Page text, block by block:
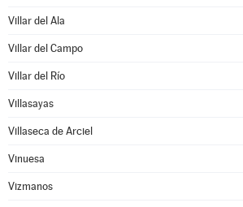
Villar del Ala
Villar del Campo
Villar del Río
Villasayas
Villaseca de Arciel
Vinuesa
Vizmanos